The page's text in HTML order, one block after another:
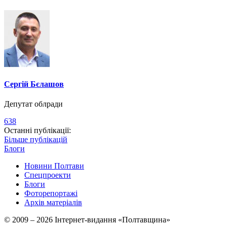
Сергій Бєлашов
Депутат облради
638
Останні публікації:
Більше публікацій
Блоги
Новини Полтави
Спецпроекти
Блоги
Фоторепортажі
Архів матеріалів
© 2009 – 2026 Інтернет-видання «Полтавщина»